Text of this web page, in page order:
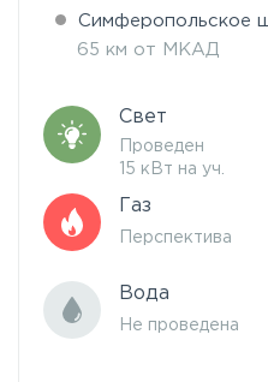
Симферопольское
65 км от МКАД
Свет
Проведен
15 кВт на уч.
Газ
Перспектива
Вода
Не проведена